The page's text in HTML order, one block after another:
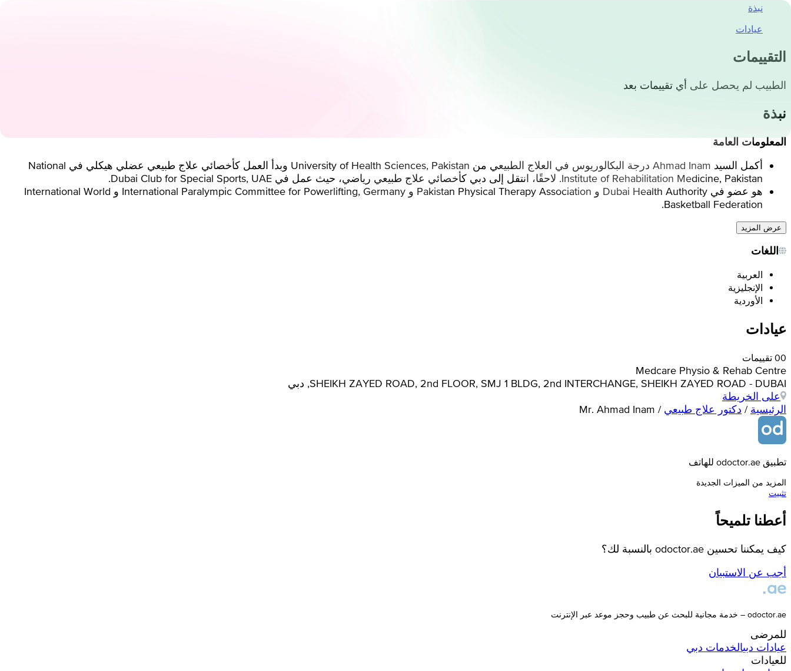
نبذة
عيادات
التقييمات
الطبيب لم يحصل على أي تقييمات بعد
نبذة
المعلومات العامة
أكمل السيد Ahmad Inam درجة البكالوريوس في العلاج الطبيعي من University of Health Sciences, Pakistan وبدأ العمل كأخصائي علاج طبيعي عضلي هيكلي في National
Institute of Rehabilitation Medicine, Pakistan. لاحقًا، انتقل إلى دبي كأخصائي علاج طبيعي رياضي، حيث عمل في Dubai Club for Special Sports, UAE.
هو عضو في Dubai Health Authority و Pakistan Physical Therapy Association و International Paralympic Committee for Powerlifting, Germany و International World
Basketball Federation.
عرض المزيد
اللغات
العربية
الإنجليزية
الأوردية
عيادات
00 تقييمات
Medcare Physio & Rehab Centre
SHEIKH ZAYED ROAD, 2nd FLOOR, SMJ 1 BLDG, 2nd INTERCHANGE, SHEIKH ZAYED ROAD - DUBAI, دبي
على الخريطة
الرئيسية / دكتور علاج طبيعي /
Mr. Ahmad Inam
تطبيق odoctor.ae للهاتف
المزيد من الميزات الجديدة
تثبيت
أعطنا تلميحاً
كيف يمكننا تحسين odoctor.ae بالنسبة لك؟
أجب عن الاستبيان
odoctor.ae – خدمة مجانية للبحث عن طبيب وحجز موعد عبر الإنترنت
للمرضى
عيادات دبيالخدمات دبي
للعيادات